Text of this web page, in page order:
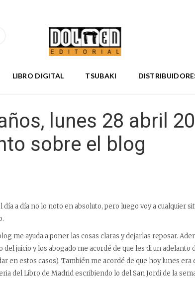
LIBRO DIGITAL TSUBAKI
lunes 28 abril
sobre el blog
día a día no lo noto en absoluto, pero luego voy a cualquier
me ayuda a poner las cosas claras y dejarlas reposar.
juicio y los abogado me acordé de que les di un adelanto
en estos casos). También me acordé de que hoy lunes era
del Libro de Madrid escribiendo lo del San Jordi de la